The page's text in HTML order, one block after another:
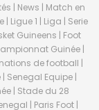
| News | Match en
Ligue 1 | Liga | Serie
Guineens | Foot
Guinée |
de football |
Senegal Equipe |
| Stade du 28
| Paris Foot |